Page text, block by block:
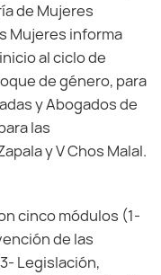
de Mujeres
Mujeres informa
al ciclo de
de género, para
y Abogados de
las
y V Chos Malal.
cinco módulos (1-
de las
Legislación,